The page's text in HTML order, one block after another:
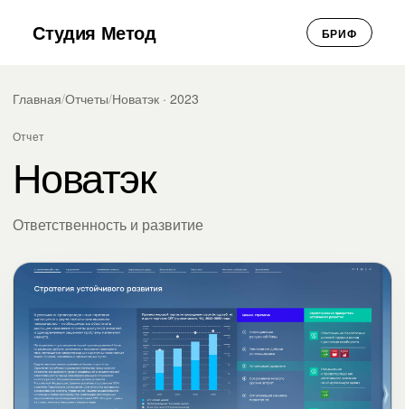
Студия Метод БРИФ
Главная/Отчеты/Новатэк · 2023
Отчет
Новатэк
Ответственность и развитие